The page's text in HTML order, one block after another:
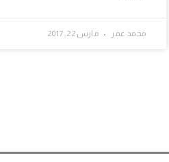
محمد عمر مارس 22, 2017